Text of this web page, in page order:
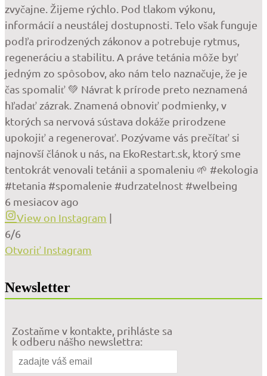
zvyčajne. Žijeme rýchlo. Pod tlakom výkonu,
informácií a neustálej dostupnosti. Telo však funguje
podľa prirodzených zákonov a potrebuje rytmus,
regeneráciu a stabilitu. A práve tetánia môže byť
jedným zo spôsobov, ako nám telo naznačuje, že je
čas spomaliť 💚 Návrat k prírode preto neznamená
hľadať zázrak. Znamená obnoviť podmienky, v
ktorých sa nervová sústava dokáže prirodzene
upokojiť a regenerovať. Pozývame vás prečítať si
najnovší článok u nás, na EkoRestart.sk, ktorý sme
tentokrát venovali tetánii a spomaleniu 🌱 #ekologia
#tetania #spomalenie #udrzatelnost #welbeing
6 mesiacov ago
View on Instagram |
6/6
Otvoriť Instagram
Newsletter
Zostaňme v kontakte, prihláste sa
k odberu nášho newslettra: